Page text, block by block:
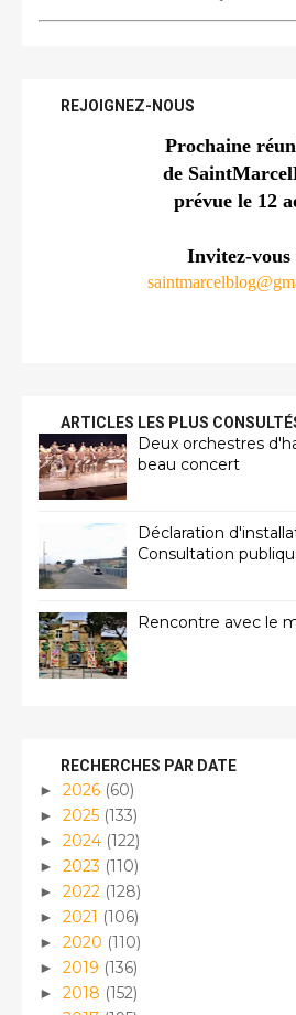
REJOIGNEZ-NOUS
Prochaine
de
prévue le 12
Invitez-vous
ARTICLES LES PLUS
Deux orchestres
beau concert
Déclaration
Consultation
Rencontre avec le
RECHERCHES PAR DATE
► 2026 (60)
► 2025 (133)
► 2024 (122)
► 2023 (110)
► 2022 (128)
► 2021 (106)
► 2020 (110)
► 2019 (136)
► 2018 (152)